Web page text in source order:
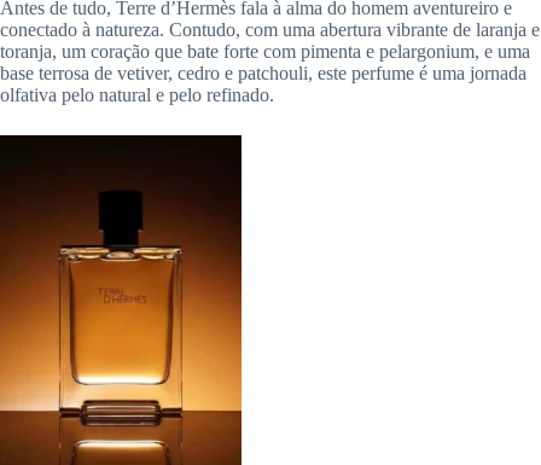
Antes de tudo, Terre d’Hermès fala à alma do homem aventureiro e
conectado à natureza. Contudo, com uma abertura vibrante de laranja e
toranja, um coração que bate forte com pimenta e pelargonium, e uma
base terrosa de vetiver, cedro e patchouli, este perfume é uma jornada
olfativa pelo natural e pelo refinado.